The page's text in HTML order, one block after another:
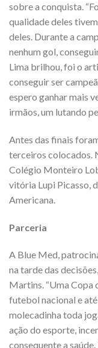
sobre a conquista.
qualidade deles
deles. Durante a
nenhum gol,
Lima brilhou, foi o
conseguir ser
espero ganhar mais
irmãos, um lutando
Antes das finais
terceiros colocados.
Colégio Monteiro
vitória Lupi Picasso,
Americana.
Parceria
A Blue Med,
na tarde das
Martins. “Uma Copa
futebol nacional e
molecadinha toda
ação do esporte,
consequente a